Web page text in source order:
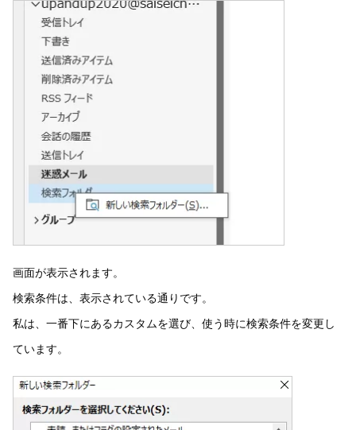
画面が表示されます。
検索条件は、表示されている通りです。
私は、一番下にあるカスタムを選び、使う時に検索条件を変更し
ています。